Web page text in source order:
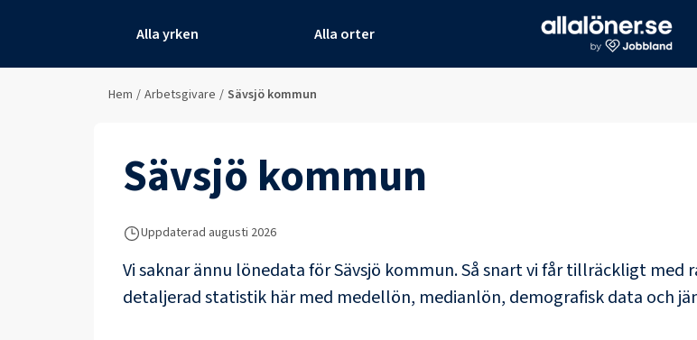
Alla yrken Alla orter
Hem / Arbetsgivare / Sävsjö kommun
Sävsjö kommun
Uppdaterad augusti 2026
Vi saknar ännu lönedata förSävsjö kommun. Så snart vi får tillräckligt med
detaljerad statistik här med medellön, medianlön, demografisk data och